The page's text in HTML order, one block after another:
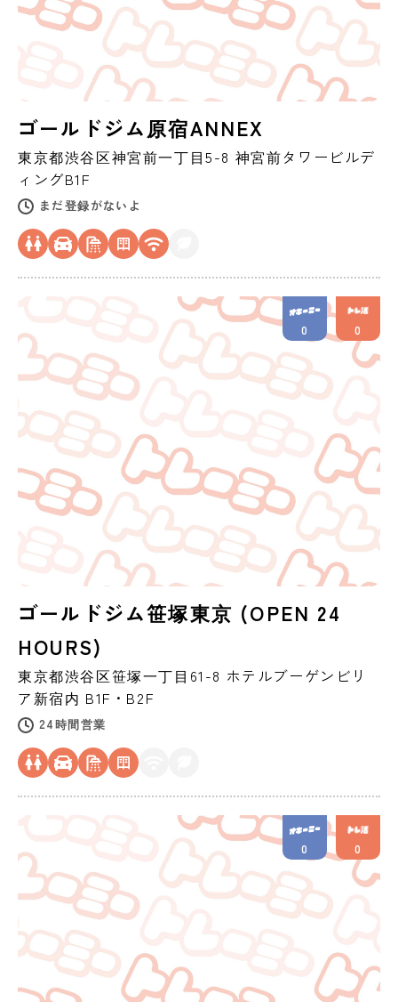
ゴールドジム原宿ANNEX
東京都渋谷区神宮前一丁目5-8 神宮前タワービルデ
ィングB1F
まだ登録がないよ
ゴールドジム笹塚東京 (OPEN 24
HOURS)
東京都渋谷区笹塚一丁目61-8​ ​ホテルブーゲンビリ
ア新宿​内 ​B​1F・B2F
24時間営業
0 0
0 0